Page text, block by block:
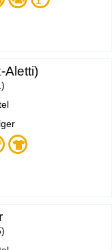
Aletti)